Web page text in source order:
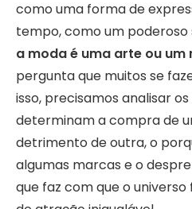
como uma forma de
tempo, como um
a moda é uma arte ou um
pergunta que muitos se
isso, precisamos analisar
determinam a compra de
detrimento de outra, o
algumas marcas e o
que faz com que o